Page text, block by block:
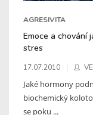
AGRESIVITA
Emoce a chování
stres
17.07.2010
Jaké hormony
biochemický
se poku ...